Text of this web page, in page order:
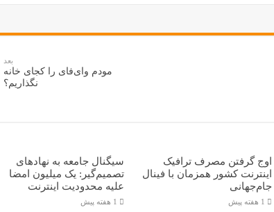
بعد
مودم وای‌فای را کجای خانه
نگذاریم؟
اوج گرفتن مصرف ترافیک
اینترنت کشور همزمان با فینال
جام‌جهانی
1 هفته پیش
سیگنال جامعه به نهادهای
تصمیم‌گیر: یک میلیون امضا
علیه محدودیت اینترنت
1 هفته پیش